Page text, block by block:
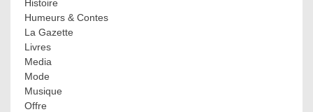
Histoire
Humeurs & Contes
La Gazette
Livres
Media
Mode
Musique
Offre